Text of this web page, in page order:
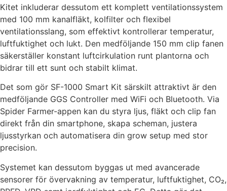
Kitet inkluderar dessutom ett komplett ventilationssystem
med 100 mm kanalfläkt, kolfilter och flexibel
ventilationsslang, som effektivt kontrollerar temperatur,
luftfuktighet och lukt. Den medföljande 150 mm clip fanen
säkerställer konstant luftcirkulation runt plantorna och
bidrar till ett sunt och stabilt klimat.
Det som gör SF-1000 Smart Kit särskilt attraktivt är den
medföljande GGS Controller med WiFi och Bluetooth. Via
Spider Farmer-appen kan du styra ljus, fläkt och clip fan
direkt från din smartphone, skapa scheman, justera
ljusstyrkan och automatisera din grow setup med stor
precision.
Systemet kan dessutom byggas ut med avancerade
sensorer för övervakning av temperatur, luftfuktighet, CO₂,